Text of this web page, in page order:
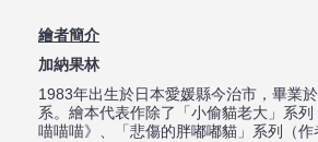
繪者簡介
加納果林
1983年出生於日本愛媛縣今治市，畢業
系。繪本代表作除了「小偷貓老大」系
喵喵喵》、「悲傷的胖嘟嘟貓」系列（